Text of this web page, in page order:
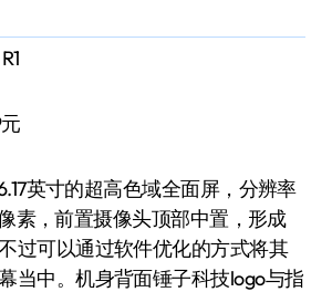
英寸的超高色域全面屏，分辨率
素，前置摄像头顶部中置，形成
过可以通过软件优化的方式将其
当中。机身背面锤子科技logo与指